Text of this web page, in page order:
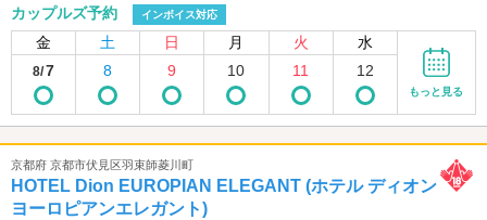
カップルズ予約 インボイス対応
金 土 日 月 火 水
8/7 8 9 10 11 12
もっと見る
京都府 京都市伏見区羽束師菱川町
HOTEL Dion EUROPIAN ELEGANT (ホテル ディオン
ヨーロピアンエレガント)